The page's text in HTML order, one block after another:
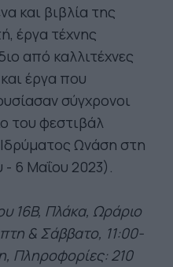
και βιβλία της
έργα τέχνης
από καλλιτέχνες
έργα που
σύγχρονοι
του φεστιβάλ
Ωνάση στη
- 6 Μαΐου 2023).
16B, Πλάκα, Ωράριο
& Σάββατο, 11:00-
Πληροφορίες: 210